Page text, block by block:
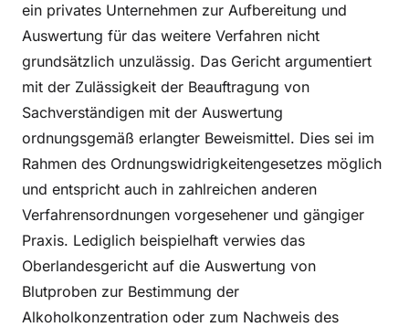
ein privates Unternehmen zur Aufbereitung und
Auswertung für das weitere Verfahren nicht
grundsätzlich unzulässig. Das Gericht argumentiert
mit der Zulässigkeit der Beauftragung von
Sachverständigen mit der Auswertung
ordnungsgemäß erlangter Beweismittel. Dies sei im
Rahmen des Ordnungswidrigkeitengesetzes möglich
und entspricht auch in zahlreichen anderen
Verfahrensordnungen vorgesehener und gängiger
Praxis. Lediglich beispielhaft verwies das
Oberlandesgericht auf die Auswertung von
Blutproben zur Bestimmung der
Alkoholkonzentration oder zum Nachweis des